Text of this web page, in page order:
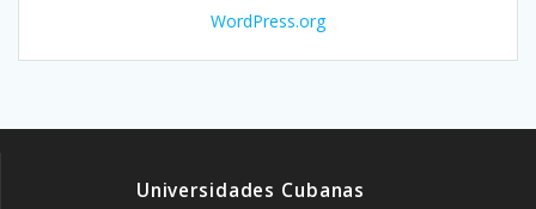
WordPress.org
Universidades Cubanas